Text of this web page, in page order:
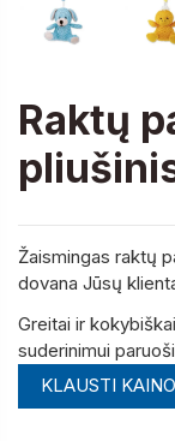
Raktų
Žaismingas raktų
dovana Jūsų
Greitai ir
suderinimui
KLAUSTI